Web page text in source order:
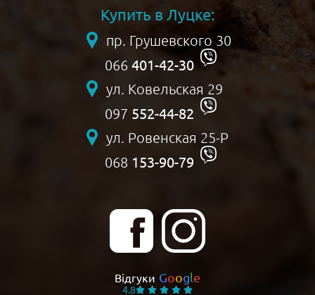
Відгуки Google
4.8
Купить в Луцке:
пр. Грушевского 30
066 401-42-30
ул. Ковельская 29
097 552-44-82
ул. Ровенская 25-Р
068 153-90-79